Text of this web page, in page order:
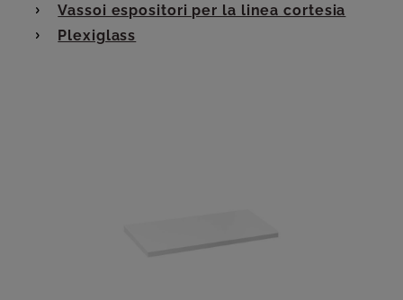
Vassoi espositori per la linea cortesia
Plexiglass